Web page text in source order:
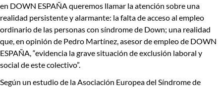
en DOWN ESPAÑA queremos llamar la atención sobre una
realidad persistente y alarmante: la falta de acceso al empleo
ordinario de las personas con síndrome de Down; una realidad
que, en opinión de Pedro Martínez, asesor de empleo de DOWN
ESPAÑA, “evidencia la grave situación de exclusión laboral y
social de este colectivo”.
Según un estudio de la Asociación Europea del Síndrome de